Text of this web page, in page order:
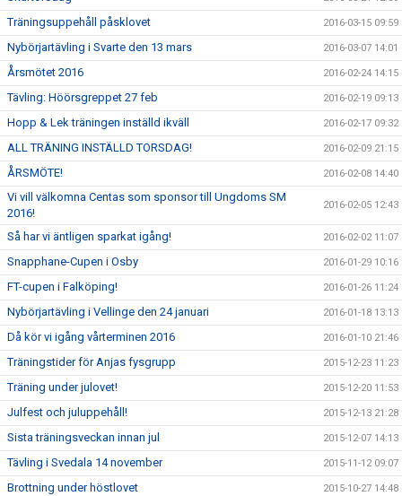
Träningsuppehåll påsklovet 2016-03-15 09:59
Nybörjartävling i Svarte den 13 mars 2016-03-07 14:01
Årsmötet 2016 2016-02-24 14:15
Tävling: Höörsgreppet 27 feb 2016-02-19 09:13
Hopp & Lek träningen inställd ikväll 2016-02-17 09:32
ALL TRÄNING INSTÄLLD TORSDAG! 2016-02-09 21:15
ÅRSMÖTE! 2016-02-08 14:40
Vi vill välkomna Centas som sponsor till Ungdoms SM
2016!
2016-02-05 12:43
Så har vi äntligen sparkat igång! 2016-02-02 11:07
Snapphane-Cupen i Osby 2016-01-29 10:16
FT-cupen i Falköping! 2016-01-26 11:24
Nybörjartävling i Vellinge den 24 januari 2016-01-18 13:13
Då kör vi igång vårterminen 2016 2016-01-10 21:46
Träningstider för Anjas fysgrupp 2015-12-23 11:23
Träning under julovet! 2015-12-20 11:53
Julfest och juluppehåll! 2015-12-13 21:28
Sista träningsveckan innan jul 2015-12-07 14:13
Tävling i Svedala 14 november 2015-11-12 09:07
Brottning under höstlovet 2015-10-27 14:48